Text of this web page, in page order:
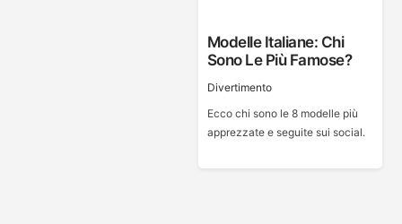
Modelle Italiane: Chi
Sono Le Più Famose?
Divertimento
Ecco chi sono le 8 modelle più
apprezzate e seguite sui social.